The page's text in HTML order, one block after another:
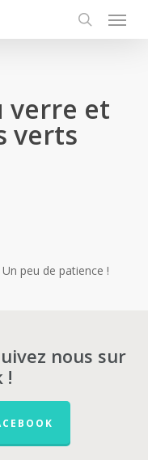
verre et
verts
peu de patience !
nous sur
!